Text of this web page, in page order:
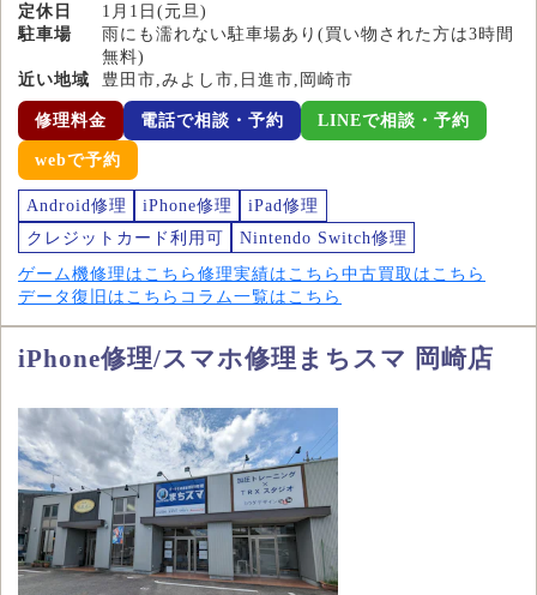
定休日
1月1日(元旦)
駐車場
雨にも濡れない駐車場あり(買い物された方は3時間
無料)
近い地域
豊田市,みよし市,日進市,岡崎市
修理料金 電話で相談・予約 LINEで相談・予約
webで予約
Android修理 iPhone修理
iPad修理
クレジットカード利用可
Nintendo Switch修理
ゲーム機修理はこちら 修理実績はこちら 中古買取はこちら
データ復旧はこちら コラム一覧はこちら
iPhone修理/スマホ修理まちスマ 岡崎店